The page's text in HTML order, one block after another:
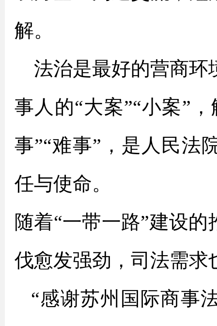
解。
法治是最好的营商环
事人的“大案”“小案”
事”“难事”，是人民法
任与使命。
随着“一带一路”建设
伐愈发强劲，司法需求
“感谢苏州国际商事